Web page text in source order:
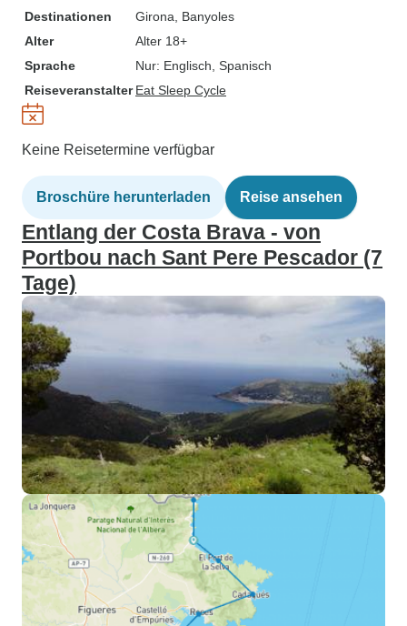
Destinationen
Girona , Banyoles
Alter
Alter 18+
Sprache
Nur: Englisch, Spanisch
Reiseveranstalter Eat Sleep Cycle
Keine Reisetermine verfügbar
Broschüre herunterladen Reise ansehen
Entlang der Costa Brava - von
Portbou nach Sant Pere Pescador (7
Tage)